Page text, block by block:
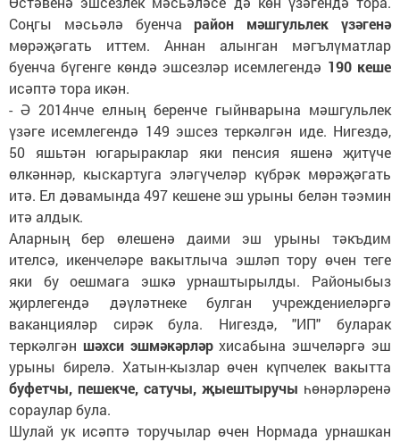
Соңгы мәсьәлә буенчарайон мәшгульлек үзәгенә
мөрәҗәгать иттем. Аннан алынган мәгълүматлар
буенча бүгенге көндә эшсезләр исемлегендә 190 кеше
исәптә тора икән.
- Ә 2014нче елның беренче гыйнварына мәшгульлек
үзәге исемлегендә 149 эшсез теркәлгән иде. Нигездә,
50 яшьтән югарыраклар яки пенсия яшенә җитүче
өлкәннәр, кыскартуга эләгүчеләр күбрәк мөрәҗәгать
итә. Ел дәвамында 497 кешене эш урыны белән тәэмин
итә алдык.
Аларның бер өлешенә даими эш урыны тәкъдим
ителсә, икенчеләре вакытлыча эшләп тору өчен теге
яки бу оешмага эшкә урнаштырылды. Районыбыз
җирлегендә дәүләтнеке булган учреждениеләргә
ваканцияләр сирәк була. Нигездә, "ИП" буларак
теркәлгән шәхси эшмәкәрләрхисабына эшчеләргә эш
урыны бирелә. Хатын-кызлар өчен күпчелек вакытта
буфетчы, пешекче, сатучы, җыештыручы һөнәрләренә
сораулар була.
Шулай ук исәптә торучылар өчен Нормада урнашкан